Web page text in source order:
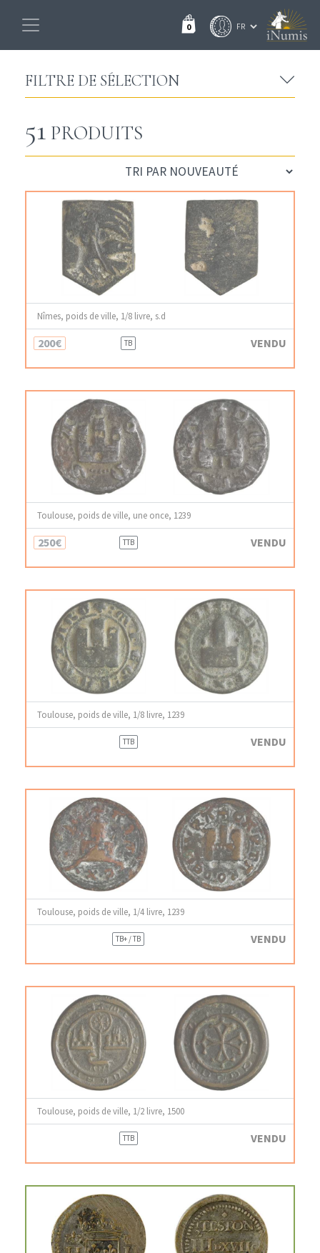
0
FILTRE DE SÉLECTION
51 PRODUITS
Nîmes, poids de ville, 1/8 livre, s.d
200€ TB VENDU
Toulouse, poids de ville, une once, 1239
250€ TTB VENDU
Toulouse, poids de ville, 1/8 livre, 1239
TTB VENDU
Toulouse, poids de ville, 1/4 livre, 1239
TB+ / TB VENDU
Toulouse, poids de ville, 1/2 livre, 1500
TTB VENDU